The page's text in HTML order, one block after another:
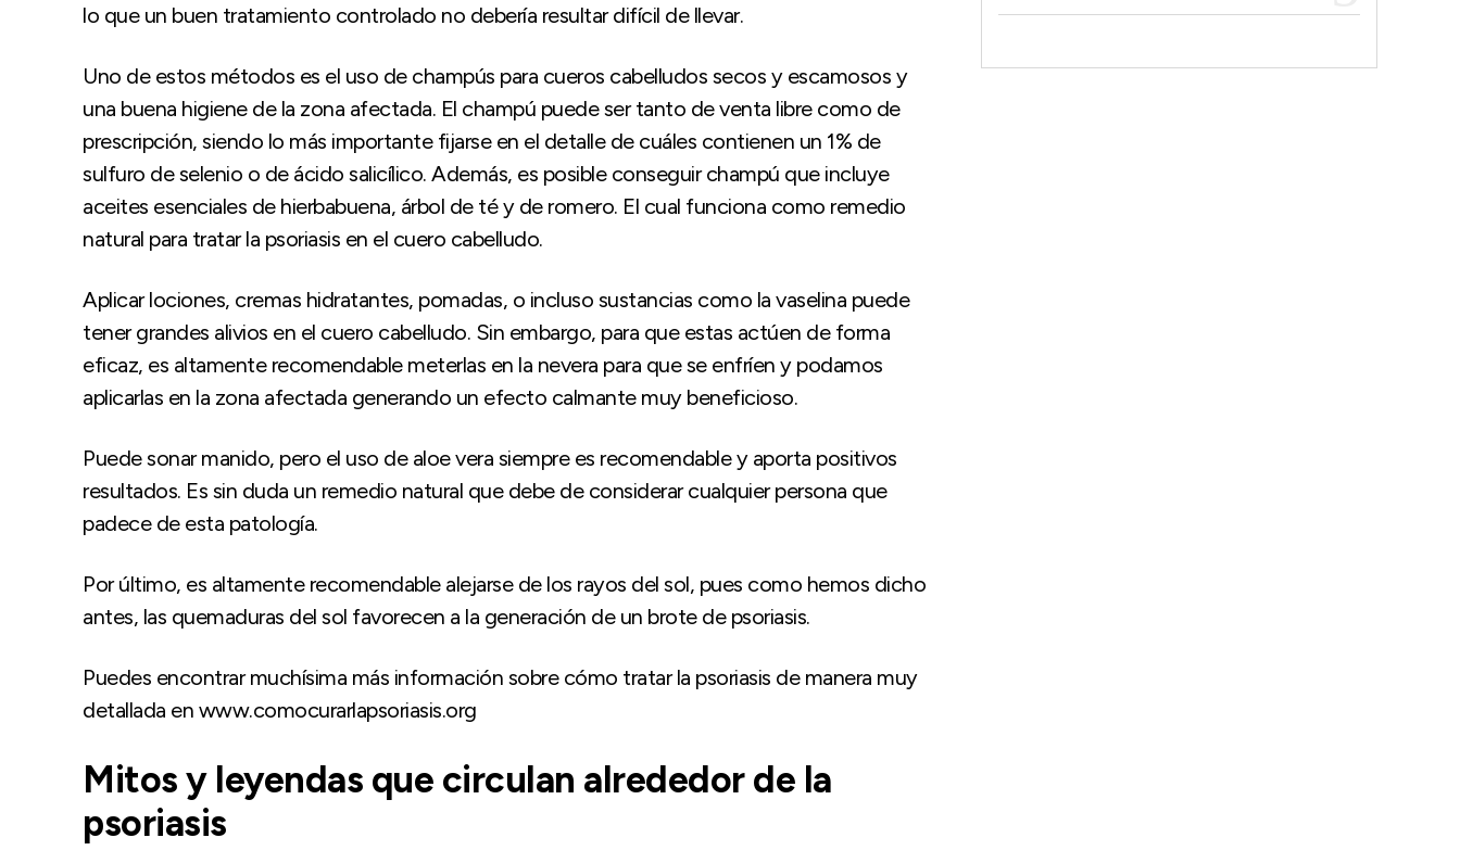
lo que un buen tratamiento controlado no debería resultar difícil de llevar.
Uno de estos métodos es el uso de champús para cueros cabelludos secos y escamosos y
una buena higiene de la zona afectada. El champú puede ser tanto de venta libre como de
prescripción, siendo lo más importante fijarse en el detalle de cuáles contienen un 1% de
sulfuro de selenio o de ácido salicílico. Además, es posible conseguir champú que incluye
aceites esenciales de hierbabuena, árbol de té y de romero. El cual funciona como remedio
natural para tratar la psoriasis en el cuero cabelludo.
Aplicar lociones, cremas hidratantes, pomadas, o incluso sustancias como la vaselina puede
tener grandes alivios en el cuero cabelludo. Sin embargo, para que estas actúen de forma
eficaz, es altamente recomendable meterlas en la nevera para que se enfríen y podamos
aplicarlas en la zona afectada generando un efecto calmante muy beneficioso.
Puede sonar manido, pero el uso de aloe vera siempre es recomendable y aporta positivos
resultados. Es sin duda un remedio natural que debe de considerar cualquier persona que
padece de esta patología.
Por último, es altamente recomendable alejarse de los rayos del sol, pues como hemos dicho
antes, las quemaduras del sol favorecen a la generación de un brote de psoriasis.
Puedes encontrar muchísima más información sobre cómo tratar la psoriasis de manera muy
detallada en www.comocurarlapsoriasis.org
Mitos y leyendas que circulan alrededor de la
psoriasis